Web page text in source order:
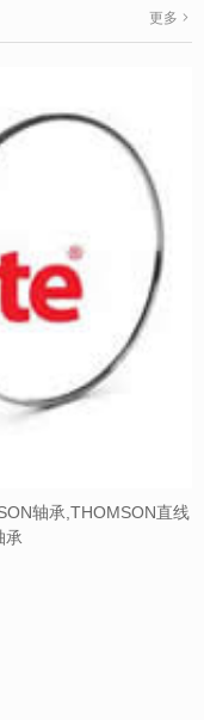
更多
轴承,THOMSON直线
承